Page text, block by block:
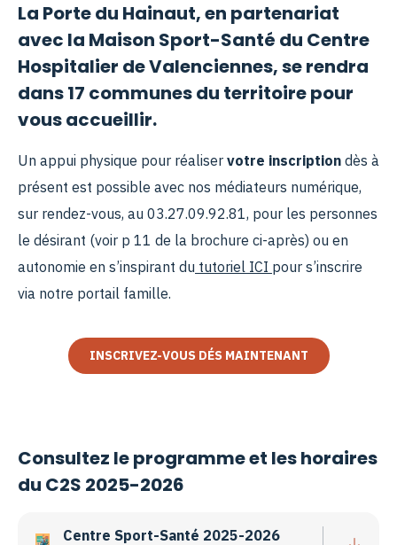
La Porte du Hainaut, en partenariat
avec la Maison Sport-Santé du Centre
Hospitalier de Valenciennes, se rendra
dans 17 communes du territoire pour
vous accueillir.
Un appui physique pour réaliser votre inscription dès à
présent est possible avec nos médiateurs numérique,
sur rendez-vous, au 03.27.09.92.81, pour les personnes
le désirant (voir p 11 de la brochure ci-après) ou en
autonomie en s’inspirant du tutoriel ICI pour s’inscrire
via notre portail famille.
INSCRIVEZ-VOUS DÉS MAINTENANT
Consultez le programme et les horaires
du C2S 2025-2026
Centre Sport-Santé 2025-2026